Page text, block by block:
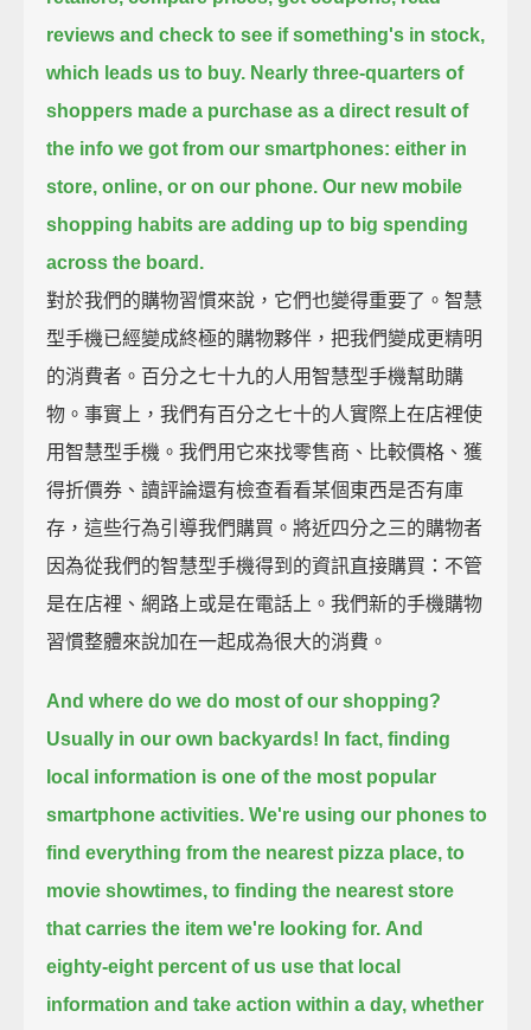
reviews and check to see if something's in stock,
which leads us to buy. Nearly three-quarters of
shoppers made a purchase as a direct result of
the info we got from our smartphones: either in
store, online, or on our phone. Our new mobile
shopping habits are adding up to big spending
across the board.
對於我們的購物習慣來說，它們也變得重要了。智慧
型手機已經變成終極的購物夥伴，把我們變成更精明
的消費者。百分之七十九的人用智慧型手機幫助購
物。事實上，我們有百分之七十的人實際上在店裡使
用智慧型手機。我們用它來找零售商、比較價格、獲
得折價券、讀評論還有檢查看看某個東西是否有庫
存，這些行為引導我們購買。將近四分之三的購物者
因為從我們的智慧型手機得到的資訊直接購買：不管
是在店裡、網路上或是在電話上。我們新的手機購物
習慣整體來說加在一起成為很大的消費。
And where do we do most of our shopping?
Usually in our own backyards! In fact, finding
local information is one of the most popular
smartphone activities. We're using our phones to
find everything from the nearest pizza place, to
movie showtimes, to finding the nearest store
that carries the item we're looking for. And
eighty-eight percent of us use that local
information and take action within a day, whether